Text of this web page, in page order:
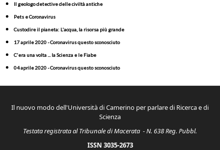
Il geologo detective delle civiltà antiche
Pets e Coronavirus
Custodire il pianeta: L'acqua, la risorsa più grande
17 aprile 2020 - Coronavirus questo sconosciuto
C'era una volta ... la Scienza e le Fiabe
04 aprile 2020 - Coronavirus questo sconosciuto
Il nuovo modo dell'Università di Camerino per parlare di Ricerca e di
Scienza
Testata registrata al Tribunale di Macerata - N. 638 Reg. Pubbl.
ISSN 3035-2673